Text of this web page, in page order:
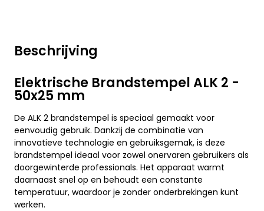
Beschrijving
Elektrische Brandstempel ALK 2 -
50x25 mm
De ALK 2 brandstempel is speciaal gemaakt voor
eenvoudig gebruik. Dankzij de combinatie van
innovatieve technologie en gebruiksgemak, is deze
brandstempel ideaal voor zowel onervaren gebruikers als
doorgewinterde professionals. Het apparaat warmt
daarnaast snel op en behoudt een constante
temperatuur, waardoor je zonder onderbrekingen kunt
werken.